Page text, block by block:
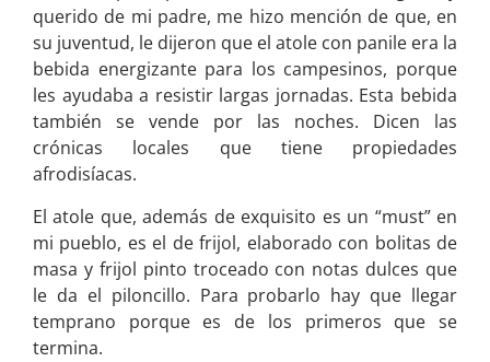
querido de mi padre, me hizo mención de que, en
su juventud, le dijeron que el atole con panile era la
bebida energizante para los campesinos, porque
les ayudaba a resistir largas jornadas. Esta bebida
también se vende por las noches. Dicen las
crónicas locales que tiene propiedades
afrodisíacas.
El atole que, además de exquisito es un “must” en
mi pueblo, es el de frijol, elaborado con bolitas de
masa y frijol pinto troceado con notas dulces que
le da el piloncillo. Para probarlo hay que llegar
temprano porque es de los primeros que se
termina.